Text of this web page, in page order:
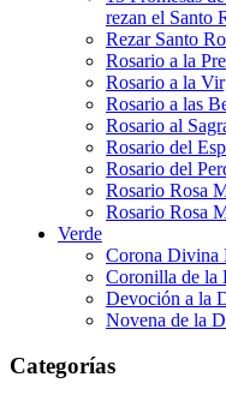
rezan el Santo
Rezar Santo
Rosario a la
Rosario a la
Rosario a las
Rosario al
Rosario del
Rosario del
Rosario Rosa
Rosario Rosa
Verde
Corona Divina
Coronilla de la
Devoción a la
Novena de la
Categorías